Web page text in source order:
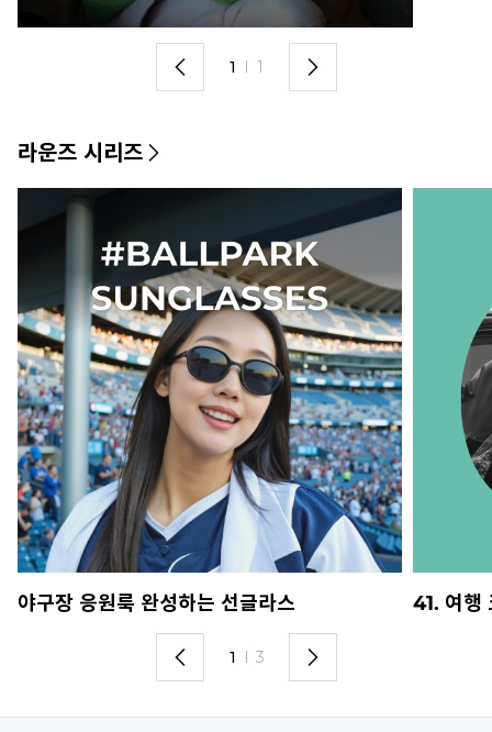
1 I 1
라운즈 시리즈
야구장 응원룩 완성하는 선글라스 41. 여행
1 I 3